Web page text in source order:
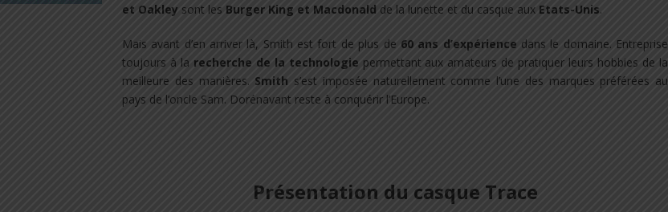
et Oakley sont les Burger King et Macdonald de la lunette et du casque aux Etats-Unis.
Mais avant d’en arriver là, Smith est fort de plus de 60 ans d’expérience dans le domaine. Entreprise
toujours à la recherche de la technologie permettant aux amateurs de pratiquer leurs hobbies de la
meilleure des manières. Smith s’est imposée naturellement comme l’une des marques préférées au
pays de l’oncle Sam. Dorénavant reste à conquérir l’Europe.
Présentation du casque Trace